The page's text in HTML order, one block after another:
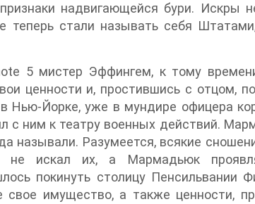
надвигающейся бури. Искры
теперь стали называть себя
ценности и, простившись с отцом,
Нью-Йорке, уже в мундире офицера
с ним к театру военных действий.
называли. Разумеется, всякие
не искал их, а Мармадьюк
покинуть столицу Пенсильвании
свое имущество, а также ценности,